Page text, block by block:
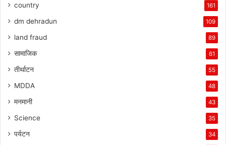
country 161
dm dehradun 109
land fraud 89
सामाजिक 61
तीर्थाटन 55
MDDA 48
मनमानी 43
Science 35
पर्यटन 34